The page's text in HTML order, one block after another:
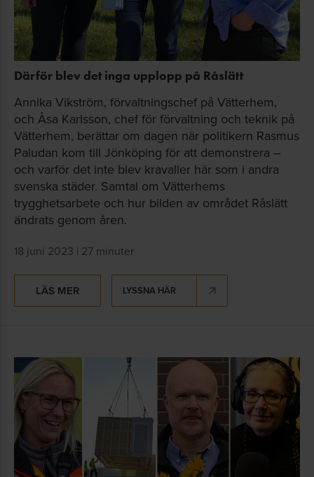
Därför blev det inga upplopp på Råslätt
Annika Vikström, förvaltningschef på Vätterhem,
och Åsa Karlsson, chef för förvaltning och teknik på
Vätterhem, berättar om dagen när politikern Rasmus
Paludan kom till Jönköping för att demonstrera –
och varför det inte blev kravaller här som i andra
svenska städer. Samtal om Vätterhems
trygghetsarbete och hur bilden av området Råslätt
ändrats genom åren.
18 juni 2023 | 27 minuter
LÄS MER LYSSNA HÄR